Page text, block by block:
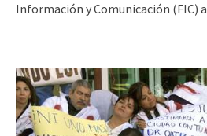
Información y Comunicación (FIC) a